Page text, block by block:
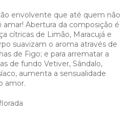
envolvente que até quem não
Abertura da composição é
cítricas de Limão, Maracujá e
suavizam o aroma através de
de Figo; e para arrematar a
de fundo Vetiver, Sândalo,
aumenta a sensualidade
amor.